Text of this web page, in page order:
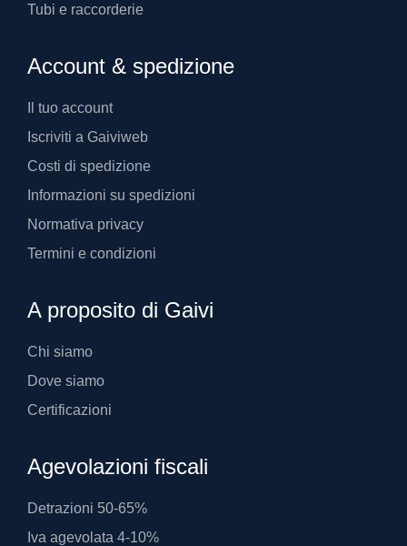
Tubi e raccorderie
Account & spedizione
Il tuo account
Iscriviti a Gaiviweb
Costi di spedizione
Informazioni su spedizioni
Normativa privacy
Termini e condizioni
A proposito di Gaivi
Chi siamo
Dove siamo
Certificazioni
Agevolazioni fiscali
Detrazioni 50-65%
Iva agevolata 4-10%